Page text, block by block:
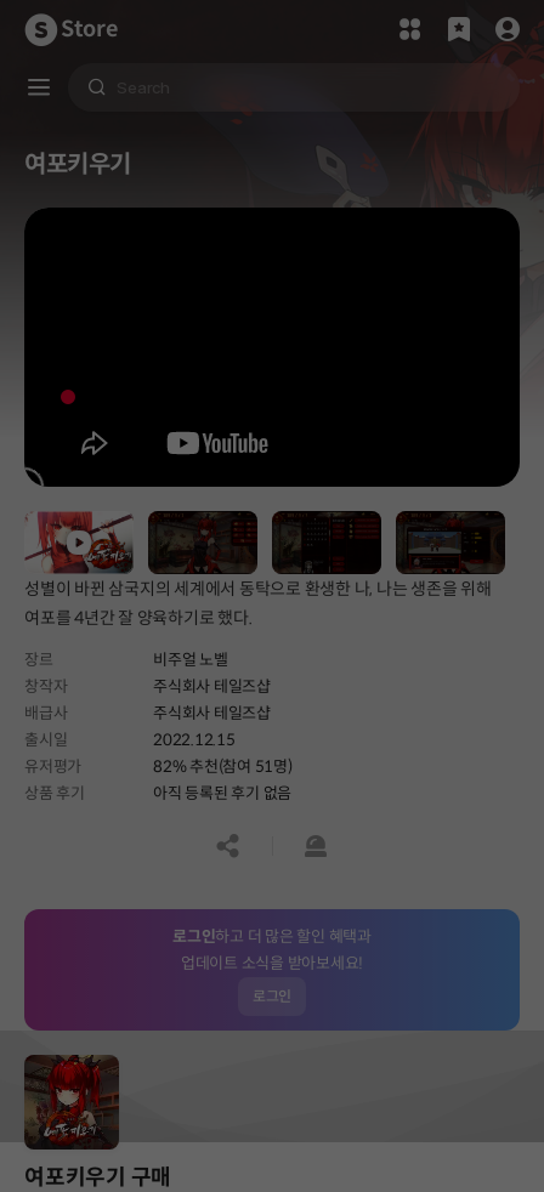
Store
여포키우기
성별이 바뀐 삼국지의 세계에서 동탁으로 환생한 나, 나는 생존을 위해
여포를 4년간 잘 양육하기로 했다.
장르
비주얼 노벨
창작자
주식회사 테일즈샵
배급사
주식회사 테일즈샵
출시일
2022.12.15
유저평가
82% 추천(참여 51명)
상품 후기
아직 등록된 후기 없음
공유하기신고하기
로그인하고 더 많은 할인 혜택과
업데이트 소식을 받아보세요!
로그인
여포키우기 구매